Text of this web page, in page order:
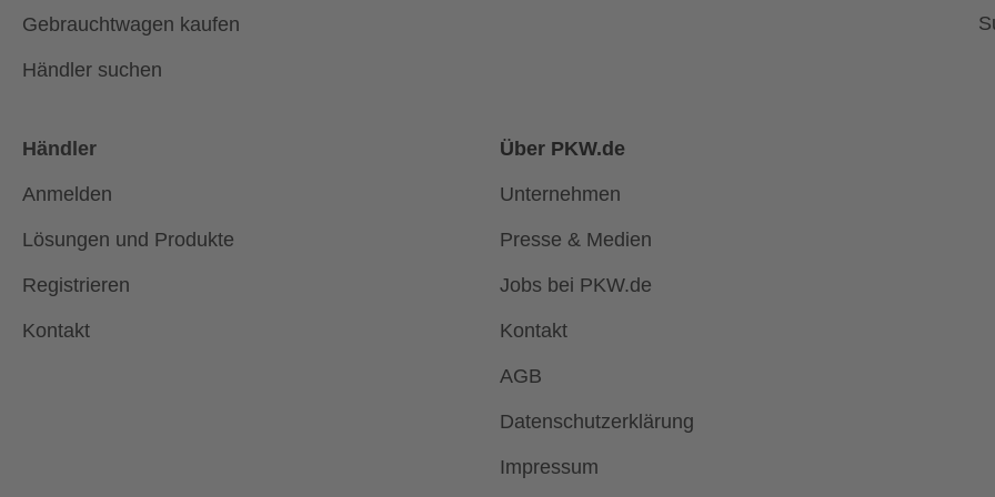
Gebrauchtwagen kaufen
Händler suchen
Händler
Anmelden
Lösungen und Produkte
Registrieren
Kontakt
Über PKW.de
Unternehmen
Presse & Medien
Jobs bei PKW.de
Kontakt
AGB
Datenschutzerklärung
Impressum